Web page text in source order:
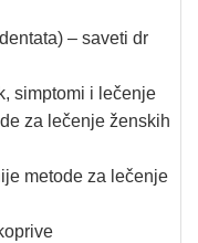
– saveti dr
simptomi i lečenje
za lečenje ženskih
metode za lečenje